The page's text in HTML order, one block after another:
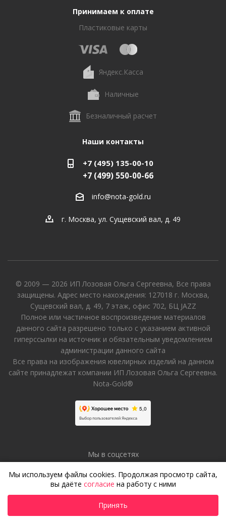
Принимаем к оплате
Пластиковые карты
Яндекс.Касса
Наличные
Безналичный расчет
Наши контакты
+7 (495) 135-00-10
+7 (499) 550-00-66
info@nota-gold.ru
г. Москва, ул. Сущевский вал, д. 49
© 2009 — 2026 ИП Лозовая Ольга Сергеевна, Все права
защищены. Адрес место нахождения: 127018 г. Москва,
Сущевский вал, д. 49, 7 этаж, офис 702, БЦ JAZZ
Полное или частичное воспроизведение материалов
данного сайта разрешено только с указанием активной
гиперссылки на источник и обязательным уведомлением
администрации данного сайта
Все права на изображения ювелирных изделий на данном
сайте принадлежат компании ИП Лозовая Ольга Сергеевна.
Nota-Gold®
Мы в соцсетях
Мы используем файлы cookies. Продолжая просмотр сайта,
вы даёте согласие на работу с ними
Принять